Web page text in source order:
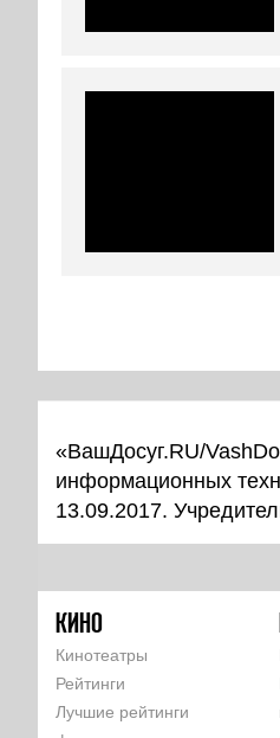
«ВашДосуг.RU/
информационных
13.09.2017.
КИНО
Кинотеатры
Рейтинги
Лучшие рейтинги